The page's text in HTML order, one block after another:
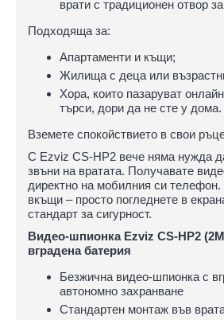
врати с традиционен отвор
Подходяща за:
Апартаменти и къщи;
Жилища с деца или
Хора, които пазаруват
търси, дори да не сте у дома.
Вземете спокойствието в свои
С Ezviz CS-HP2 вече няма нужда
звъни на вратата. Получавате
директно на мобилния си телефон.
вкъщи – просто погледнете в
стандарт за сигурност.
Видео-шпионка Ezviz CS-HP2
вградена батерия
Безжична видео-шпионка с
автономно захранване
Стандартен монтаж във